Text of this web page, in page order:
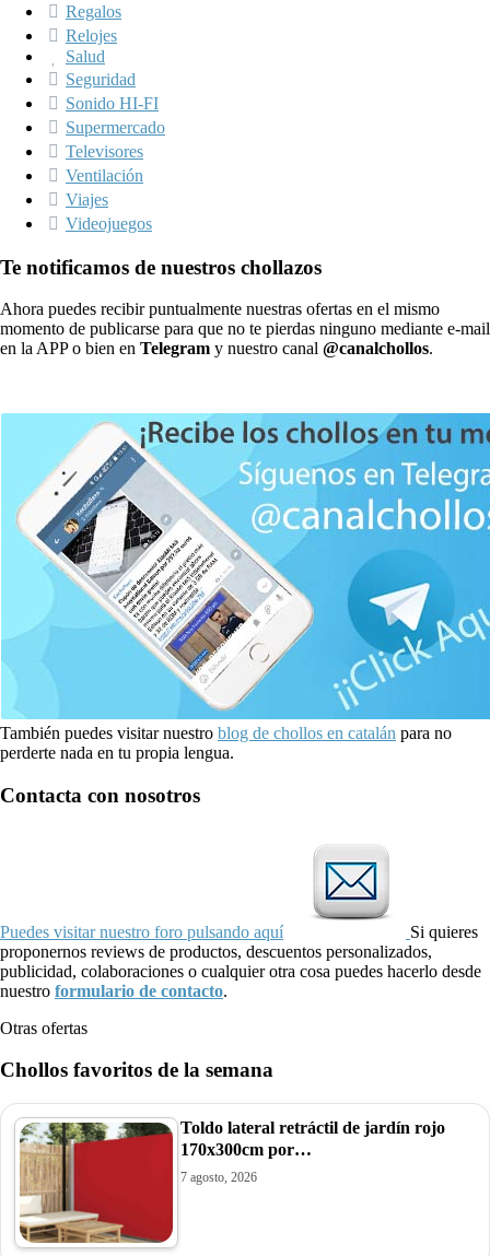
Regalos
Relojes
Salud
Seguridad
Sonido HI-FI
Supermercado
Televisores
Ventilación
Viajes
Videojuegos
Te notificamos de nuestros chollazos
Ahora puedes recibir puntualmente nuestras ofertas en el mismo
momento de publicarse para que no te pierdas ninguno mediante e-mail
en la APP o bien en Telegram y nuestro canal @canalchollos.
También puedes visitar nuestro blog de chollos en catalán para no
perderte nada en tu propia lengua.
Contacta con nosotros
Puedes visitar nuestro foro pulsando aquí
Si quieres
proponernos reviews de productos, descuentos personalizados,
publicidad, colaboraciones o cualquier otra cosa puedes hacerlo desde
nuestro formulario de contacto.
Otras ofertas
Chollos favoritos de la semana
Toldo lateral retráctil de jardín rojo
170x300cm por…
7 agosto, 2026